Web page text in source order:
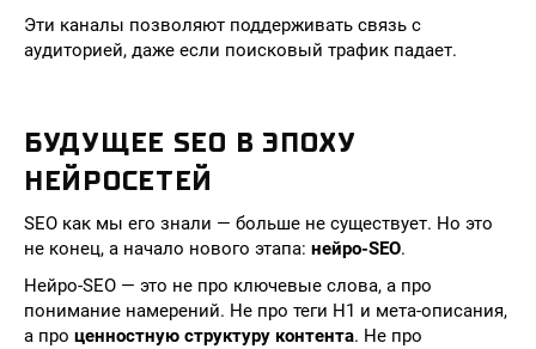
Эти каналы позволяют поддерживать связь с
аудиторией, даже если поисковый трафик падает.
БУДУЩЕЕ SEO В ЭПОХУ
НЕЙРОСЕТЕЙ
SEO как мы его знали — больше не существует. Но это
не конец, а начало нового этапа: нейро-SEO.
Нейро-SEO — это не про ключевые слова, а про
понимание намерений. Не про теги H1 и мета-описания,
а про ценностную структуру контента. Не про